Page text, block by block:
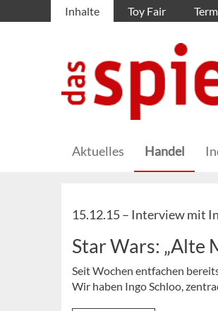
Inhalte Toy Fair
Aktuelles Handel
15.12.15 – Interview mit
Star Wars: „Alte
Seit Wochen entfachen
Wir haben Ingo Schloo,